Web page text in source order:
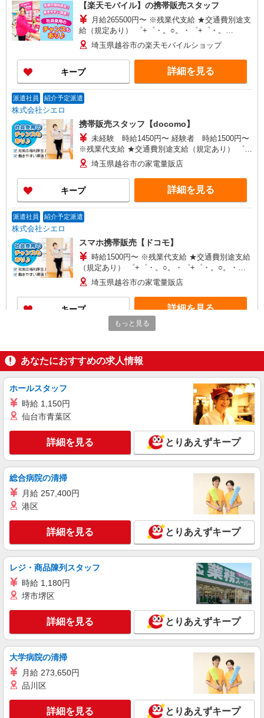
【楽天モバイル】の携帯販売スタッフ
月給265500円〜 ※残業代支給 ★交通費別途支
給（規定あり） ゜+゜・。○。・゜+゜・。
○。・゜+゜ 入社祝い金10万円支給(規定有) お友達
を紹介頂くと, インセンティブ支給(規定有) ゜・。
○。・゜+゜・。○。・゜+゜
埼玉県越谷市の楽天モバイルショップ
キープ 詳細を見る
派遣社員 紹介予定派遣
株式会社シエロ
携帯販売スタッフ【docomo】
未経験 時給1450円〜 経験者 時給1500円〜
※残業代支給 ★交通費別途支給（規定あり） ゜
+゜・。○。・゜+゜・。○。・゜+゜ 入社祝い金10
万円支給(規定有) お友達を紹介頂くと, インセンテ
ィブ支給(規定有) ★月2回払い・週払い可能（規程
有）★ ゜・。○。・゜+゜・。○。・゜+゜
埼玉県越谷市の家電量販店
キープ 詳細を見る
派遣社員 紹介予定派遣
株式会社シエロ
スマホ携帯販売【ドコモ】
時給1500円〜 ※残業代支給 ★交通費別途支給
（規定あり） ゜+゜・。○。・゜+゜・。○。・゜
+゜ 入社祝い金10万円支給(規定有) お友達を紹介
頂くと, インセンティブ支給(規定有) ★月2回払
い・週払い可能（規程有）★ ゜・。○。・゜
+゜・。○。・゜+゜
埼玉県越谷市の家電量販店
キープ 詳細を見る
人気機種に詳しくなれる携帯販売
【softbank】
時給1600円〜 ※残業代支給 ★交通費別途支給
+゜ 入社祝い金10万円支給(規定有) お友達を紹介
頂くと, インセンティブ支給(規定有) ★月2回払
い・週払い可能（規程有）★ ゜・。○。・゜
+゜・。○。・゜+゜
キープ 詳細を見る
株式会社シエロ
スマホ販売スタッフ
時給1400円〜 ※残業代支給 ★交通費別途支給
+゜ 入社祝い金10万円支給(規定有) お友達を紹介
頂くと, インセンティブ支給(規定有) ★月2回払
い・週払い可能（規程有）★ ゜・。○。・゜
+゜・。○。・゜+゜
埼玉県越谷市の携帯ショップ
キープ 詳細を見る
派遣社員
株式会社ケーズキャリアスタッフ
パソコンのサポート受付スタッフ
時給1,550円 ■交通費全額支給 ■時間外手当
（１分単位で別途全額支給） ※全て当社規定あり
■ケーズデンキ越谷店 越谷店内アシストカウ
詳細を見る
もっと見る
あなたにおすすめの求人情報
ホールスタッフ
時給 1,150円
仙台市青葉区
詳細を見る とりあえずキープ
総合病院の清掃
月給 257,400円
港区
詳細を見る とりあえずキープ
レジ・商品陳列スタッフ
時給 1,180円
堺市堺区
詳細を見る とりあえずキープ
大学病院の清掃
月給 273,650円
品川区
詳細を見る とりあえずキープ